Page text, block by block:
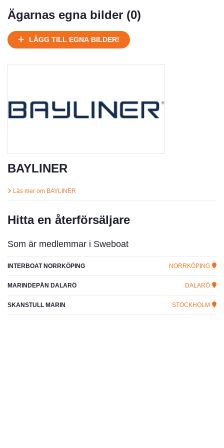
Under normalt skick, kan kräva reparation
Ägarnas egna bilder (0)
LÄGG TILL EGNA BILDER!
BAYLINER
Läs mer om BAYLINER
Hitta en återförsäljare
Som är medlemmar i Sweboat
INTERBOAT NORRKÖPING NORRKÖPING
MARINDEPÅN DALARÖ DALARÖ
SKANSTULL MARIN STOCKHOLM